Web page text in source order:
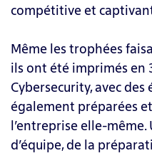
compétitive et
Même les trophées
ils ont été imprimés en
Cybersecurity, avec
également préparées
l’entreprise elle-
d’équipe, de la